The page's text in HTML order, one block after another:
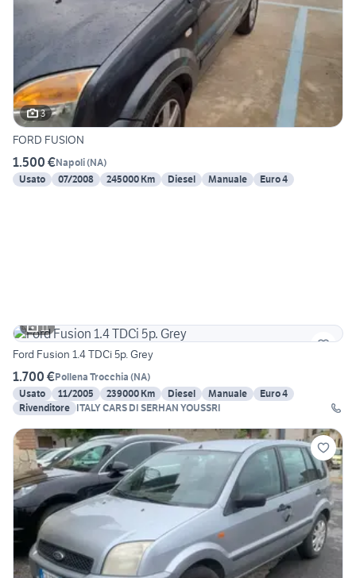
3
FORD FUSION
1.500 €Napoli(NA)
Usato
07/2008 245000 Km Diesel Manuale Euro 4
11
Ford Fusion 1.4 TDCi 5p. Grey
1.700 €Pollena Trocchia (NA)
Usato
11/2005 239000 Km Diesel Manuale
Euro 4
Rivenditore ITALY CARS DI SERHAN YOUSSRI